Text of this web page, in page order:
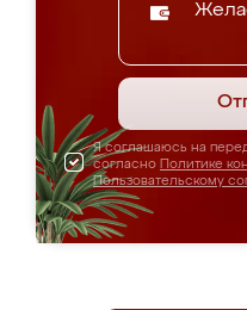
Я соглашаюсь на
согласно Политике
Пользовательскому